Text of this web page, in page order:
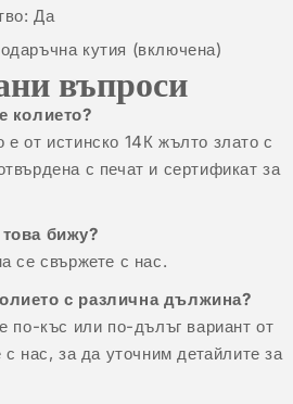
Да
кутия (включена)
въпроси
колието?
от истинско 14К жълто злато с
с печат и сертификат за
бижу?
се свържете с нас.
с различна дължина?
по-къс или по-дълъг вариант от
нас, за да уточним детайлите за